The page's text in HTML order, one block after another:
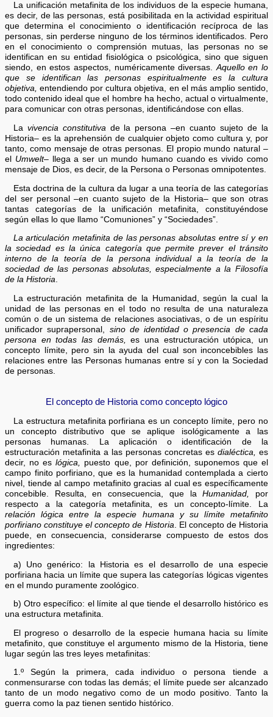
La unificación metafinita de los individuos de la especie humana,
es decir, de las personas, está posibilitada en la actividad espiritual
que determina el conocimiento o identificación recíproca de las
personas, sin perderse ninguno de los términos identificados. Pero
en el conocimiento o comprensión mutuas, las personas no se
identifican en su entidad fisiológica o psicológica, sino que siguen
siendo, en estos aspectos, numéricamente diversas.Aquello en lo
que se identifican las personas espiritualmente es la cultura
objetiva, entendiendo por cultura objetiva, en el más amplio sentido,
todo contenido ideal que el hombre ha hecho, actual o virtualmente,
para comunicar con otras personas, identificándose con ellas.
La vivencia constitutivade la persona –en cuanto sujeto de la
Historia– es la aprehensión de cualquier objeto como cultura y, por
tanto, como mensaje de otras personas. El propio mundo natural –
el Umwelt– llega a ser un mundo humano cuando es vivido como
mensaje de Dios, es decir, de la Persona o Personas omnipotentes.
Esta doctrina de la cultura da lugar a una teoría de las categorías
del ser personal –en cuanto sujeto de la Historia– que son otras
tantas categorías de la unificación metafinita, constituyéndose
según ellas lo que llamo “Comuniones” y “Sociedades”.
La articulación metafinita de las personas absolutas entre sí y en
la sociedad es la única categoría que permite prever el tránsito
interno de la teoría de la persona individual a la teoría de la
sociedad de las personas absolutas, especialmente a la Filosofía
de la Historia.
La estructuración metafinita de la Humanidad, según la cual la
unidad de las personas en el todo no resulta de una naturaleza
común o de un sistema de relaciones asociativas, o de un espíritu
unificador suprapersonal, sino de identidad o presencia de cada
persona en todas las demás,
es una estructuración utópica, un
concepto límite, pero sin la ayuda del cual son inconcebibles las
relaciones entre las Personas humanas entre sí y con la Sociedad
de personas.
El concepto de Historia como concepto lógico
La estructura metafinita porfiriana es un concepto límite, pero no
un concepto distributivo que se aplique isológicamente a las
personas humanas. La aplicación o identificación de la
estructuración metafinita a las personas concretas es dialéctica, es
decir, no eslógica, puesto que, por definición, suponemos que el
campo finito porfiriano, que es la humanidad contemplada a cierto
nivel, tiende al campo metafinito gracias al cual es específicamente
concebible. Resulta, en consecuencia, que laHumanidad, por
respecto a la categoría metafinita, es un concepto-límite. La
relación lógica entre la especie humana y su límite metafinito
porfiriano constituye el concepto de Historia. El concepto de Historia
puede, en consecuencia, considerarse compuesto de estos dos
ingredientes:
a) Uno genérico: la Historia es el desarrollo de una especie
porfiriana hacia un límite que supera las categorías lógicas vigentes
en el mundo puramente zoológico.
b) Otro específico: el límite al que tiende el desarrollo histórico es
una estructura metafinita.
El progreso o desarrollo de la especie humana hacia su límite
metafinito, que constituye el argumento mismo de la Historia, tiene
lugar según las tres leyes metafinitas:
1.º Según la primera, cada individuo o persona tiende a
conmensurarse con todas las demás; el límite puede ser alcanzado
tanto de un modo negativo como de un modo positivo. Tanto la
guerra como la paz tienen sentido histórico.